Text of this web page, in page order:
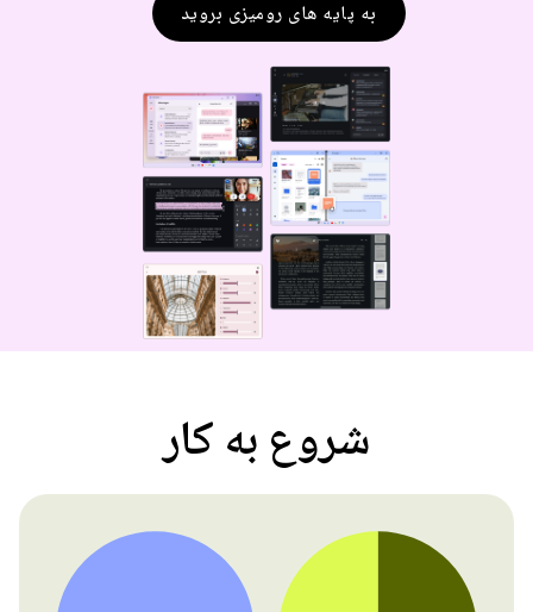
به پایه های رومیزی بروید
شروع به کار